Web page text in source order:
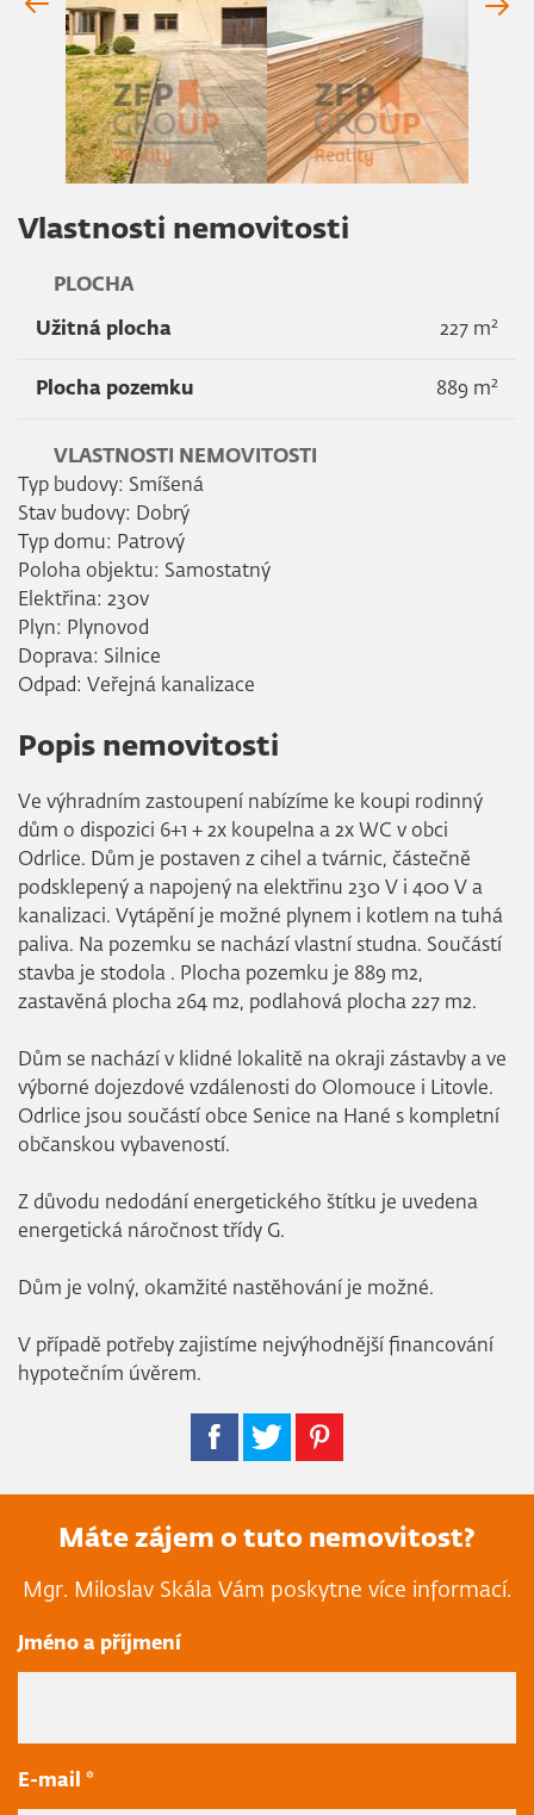
Vlastnosti nemovitosti
PLOCHA
Užitná plocha 227 m2
Plocha pozemku 889 m2
VLASTNOSTI NEMOVITOSTI
Typ budovy: Smíšená
Stav budovy: Dobrý
Typ domu: Patrový
Poloha objektu: Samostatný
Elektřina: 230v
Plyn: Plynovod
Doprava: Silnice
Odpad: Veřejná kanalizace
Popis nemovitosti
Ve výhradním zastoupení nabízíme ke koupi rodinný
dům o dispozici 6+1 + 2x koupelna a 2x WC v obci
Odrlice. Dům je postaven z cihel a tvárnic, částečně
podsklepený a napojený na elektřinu 230 V i 400 V a
kanalizaci. Vytápění je možné plynem i kotlem na tuhá
paliva. Na pozemku se nachází vlastní studna. Součástí
stavba je stodola . Plocha pozemku je 889 m2,
zastavěná plocha 264 m2, podlahová plocha 227 m2.
Dům se nachází v klidné lokalitě na okraji zástavby a ve
výborné dojezdové vzdálenosti do Olomouce i Litovle.
Odrlice jsou součástí obce Senice na Hané s kompletní
občanskou vybaveností.
Z důvodu nedodání energetického štítku je uvedena
energetická náročnost třídy G.
Dům je volný, okamžité nastěhování je možné.
V případě potřeby zajistíme nejvýhodnější financování
hypotečním úvěrem.
Máte zájem o tuto nemovitost?
Mgr. Miloslav Skála Vám poskytne více informací.
Jméno a příjmení
E-mail *